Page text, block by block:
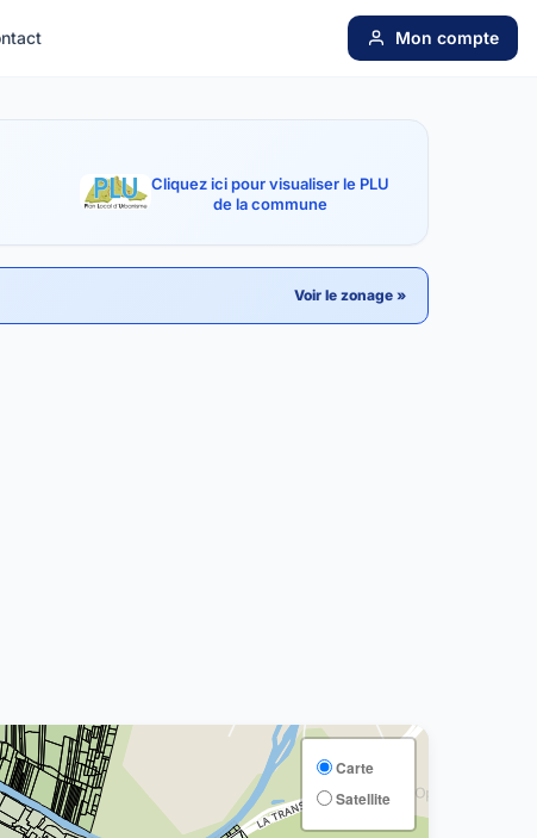
Mon compte
Cliquez ici pour visualiser le PLU
de la commune
Voir le zonage »
Carte
Satellite